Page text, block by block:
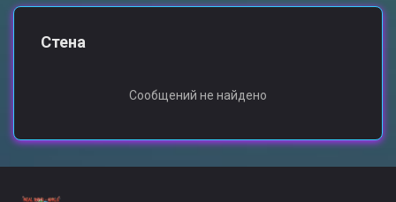
Стена
Сообщений не найдено